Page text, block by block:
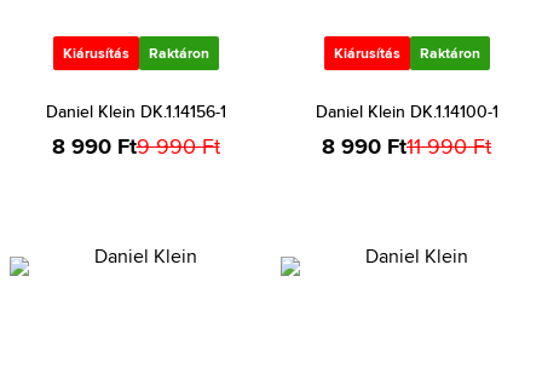
Kiárusítás Raktáron
Daniel Klein DK.1.14156-1
8 990 Ft9 990 Ft
Kiárusítás Raktáron
Daniel Klein DK.1.14100-1
8 990 Ft11 990 Ft